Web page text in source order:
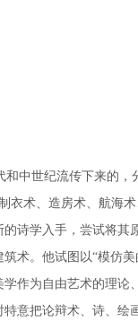
世纪流传下来的
术、造房术、航
诗学入手，尝试将
术。他试图以“模
学作为自由艺术的
意把论辩术、诗、